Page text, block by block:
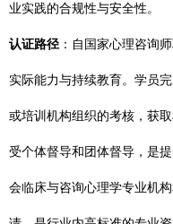
业实践的合规性与安全性。
认证路径 ：自国家心理咨询
实际能力与持续教育。学员
或培训机构组织的考核，获
受个体督导和团体督导，是
会临床与咨询心理学专业机